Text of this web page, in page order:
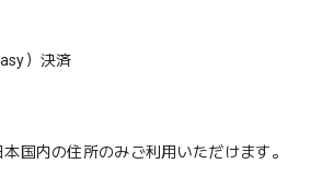
）決済
国内の住所のみご利用いただけます。